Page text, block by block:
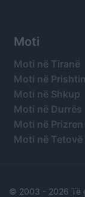
Moti
Moti në Tiranë
Moti në
Moti në Shkup
Moti në Durrës
Moti në Prizren
Moti në Tetovë
© 2003 - 2026 Të